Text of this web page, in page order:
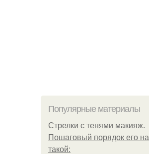
Популярные материалы
Стрелки с тенями макияж.
Пошаговый порядок его
такой: